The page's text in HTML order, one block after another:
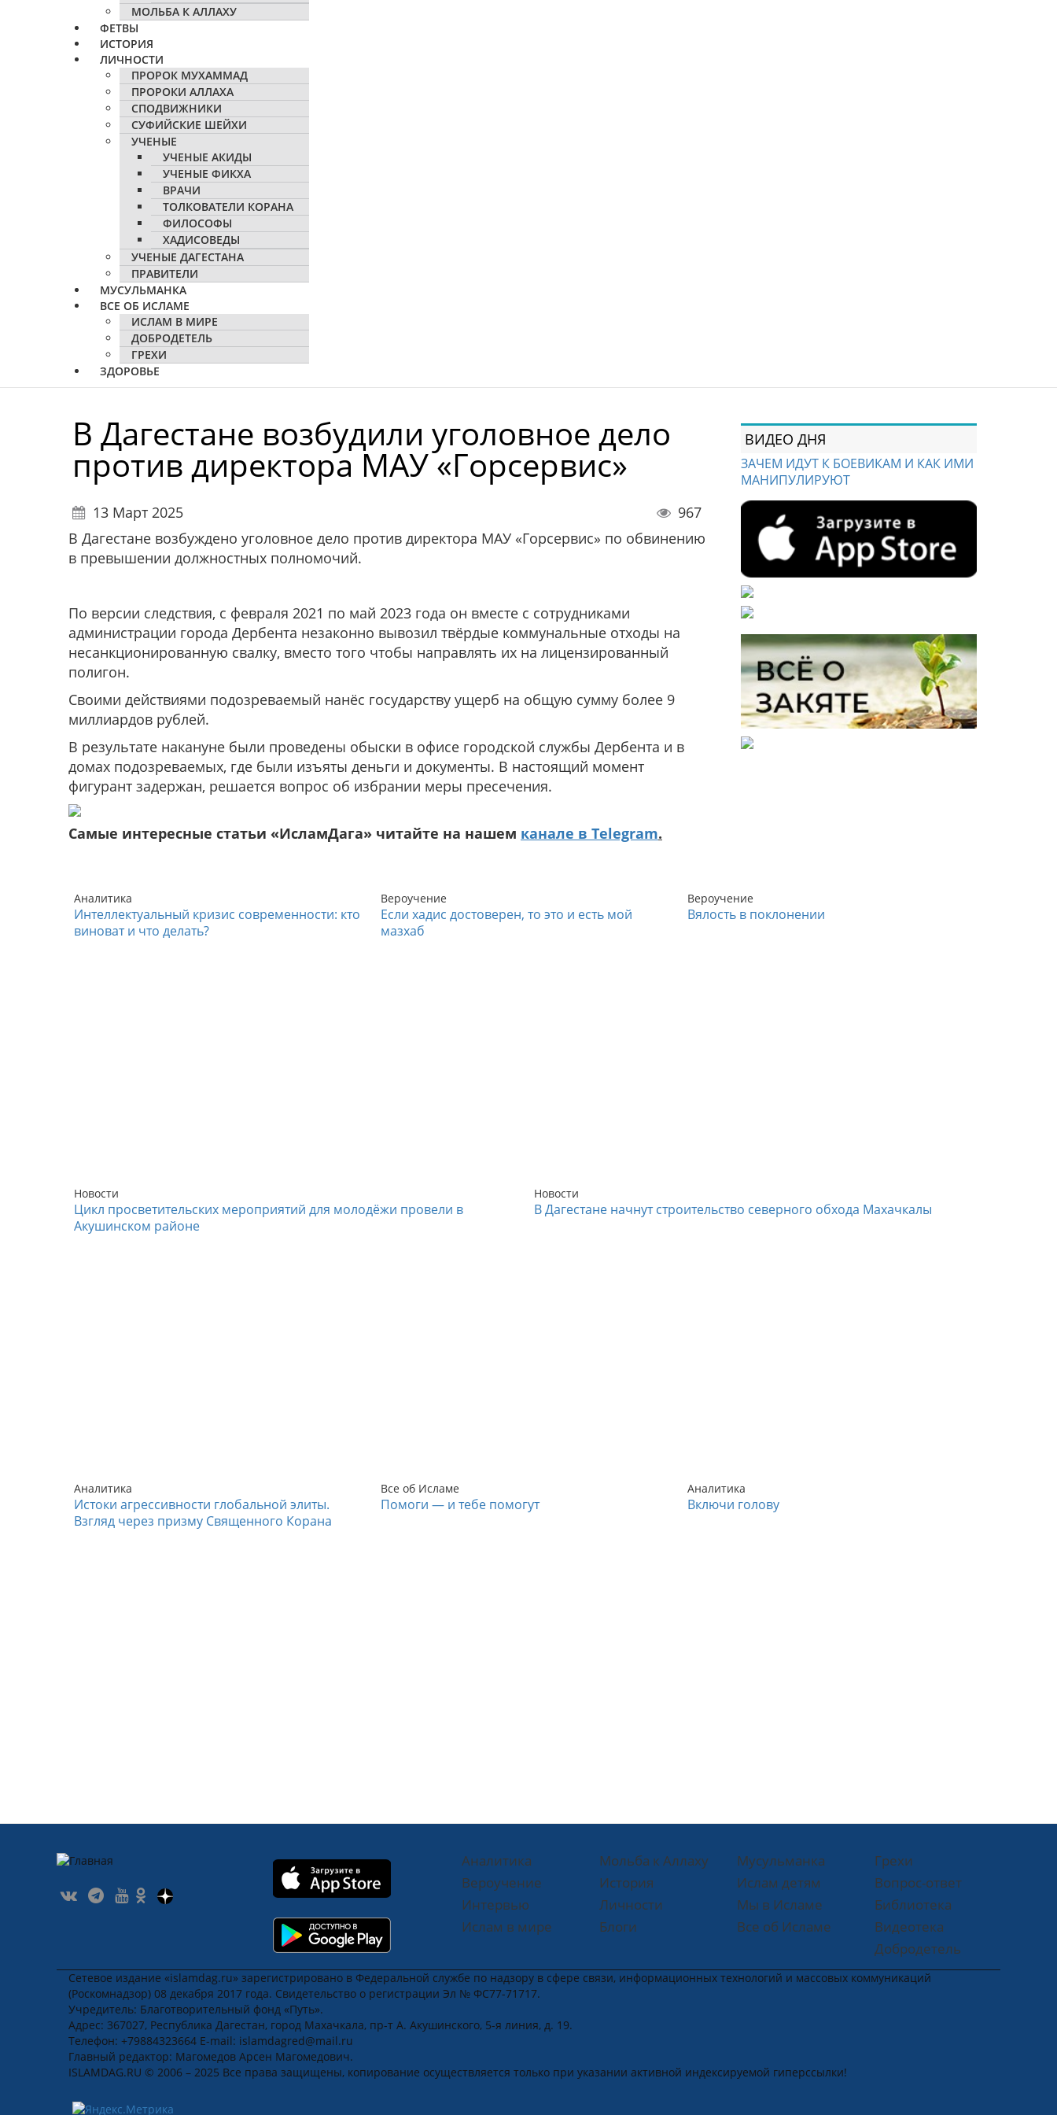
МОЛЬБА К АЛЛАХУ
ФЕТВЫ
ИСТОРИЯ
ЛИЧНОСТИ
ПРОРОК МУХАММАД
ПРОРОКИ АЛЛАХА
СПОДВИЖНИКИ
СУФИЙСКИЕ ШЕЙХИ
УЧЕНЫЕ
УЧЕНЫЕ АКИДЫ
УЧЕНЫЕ ФИКХА
ВРАЧИ
ТОЛКОВАТЕЛИ КОРАНА
ФИЛОСОФЫ
ХАДИСОВЕДЫ
УЧЕНЫЕ ДАГЕСТАНА
ПРАВИТЕЛИ
МУСУЛЬМАНКА
ВСЕ ОБ ИСЛАМЕ
ИСЛАМ В МИРЕ
ДОБРОДЕТЕЛЬ
ГРЕХИ
ЗДОРОВЬЕ
В Дагестане возбудили уголовное дело
против директора МАУ «Горсервис»
13 Март 2025
967
В Дагестане возбуждено уголовное дело против директора МАУ «Горсервис» по обвинению
в превышении должностных полномочий.
По версии следствия, с февраля 2021 по май 2023 года он вместе с сотрудниками
администрации города Дербента незаконно вывозил твёрдые коммунальные отходы на
несанкционированную свалку, вместо того чтобы направлять их на лицензированный
полигон.
Своими действиями подозреваемый нанёс государству ущерб на общую сумму более 9
миллиардов рублей.
В результате накануне были проведены обыски в офисе городской службы Дербента и в
домах подозреваемых, где были изъяты деньги и документы. В настоящий момент
фигурант задержан, решается вопрос об избрании меры пресечения.
Самые интересные статьи «ИсламДага» читайте на нашем канале в Telegram.
ВИДЕО ДНЯ
ЗАЧЕМ ИДУТ К БОЕВИКАМ И КАК ИМИ
МАНИПУЛИРУЮТ
Аналитика
Интеллектуальный кризис современности: кто
виноват и что делать?
Вероучение
Если хадис достоверен, то это и есть мой
мазхаб
Вероучение
Вялость в поклонении
Новости
Цикл просветительских мероприятий для молодёжи провели в
Акушинском районе
Новости
В Дагестане начнут строительство северного обхода Махачкалы
Аналитика
Истоки агрессивности глобальной элиты.
Взгляд через призму Священного Корана
Все об Исламе
Помоги — и тебе помогут
Аналитика
Включи голову
Аналитика
Вероучение
Интервью
Ислам в мире
Мольба к Аллаху
История
Личности
Блоги
Мусульманка
Ислам детям
Мы в Исламе
Все об Исламе
Грехи
Вопрос-ответ
Библиотека
Видеотека
Добродетель
Сетевое издание «islamdag.ru» зарегистрировано в Федеральной службе по надзору в сфере связи, информационных технологий и массовых коммуникаций
(Роскомнадзор) 08 декабря 2017 года. Свидетельство о регистрации Эл № ФС77-71717.
Учредитель: Благотворительный фонд «Путь».
Адрес: 367027, Республика Дагестан, город Махачкала, пр-т А. Акушинского, 5-я линия, д. 19.
Телефон: +79884323664 E-mail: islamdagred@mail.ru
Главный редактор: Магомедов Арсен Магомедович.
ISLAMDAG.RU © 2006 – 2025 Все права защищены, копирование осуществляется только при указании активной индексируемой гиперссылки!